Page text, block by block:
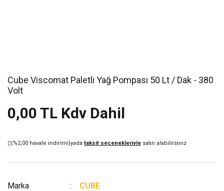
Cube Viscomat Paletli Yağ Pompası 50 Lt / Dak - 380
Volt
0,00 TL Kdv Dahil
(%2,00 havale indirimi)yada taksit seçenekleriyle satın alabilirsiniz
Marka
CUBE